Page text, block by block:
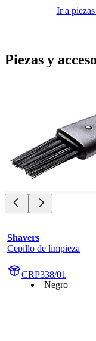
Ir a
Piezas y
Shavers
Cepillo de limpieza
CRP338/01
Negro